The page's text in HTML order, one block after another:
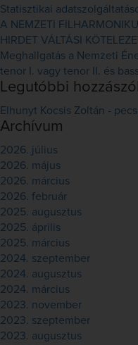
Statisztikai
A NEMZETI
HIRDET VÁLTÁSI
Meghallgatás a Nemzeti
tenor I. vagy tenor II. és
Legutóbbi
Elhunyt Kocsis Zoltán -
Archívum
2026. július
2026. május
2026. március
2026. február
2025. augusztus
2025. április
2025. március
2024. szeptember
2024. augusztus
2024. március
2023. november
2023. szeptember
2023. augusztus